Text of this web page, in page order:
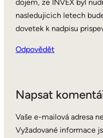
dojem, ze INVEX byl
nasledujicich letech
dovetek k nadpisu
Odpovědět
Napsat
Vaše e-mailová adresa
Vyžadované informace